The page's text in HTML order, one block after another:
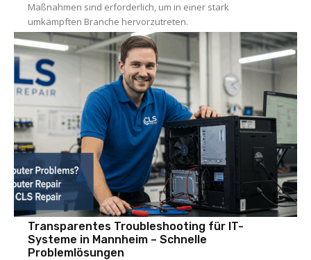
Maßnahmen sind erforderlich, um in einer stark
umkämpften Branche hervorzutreten.
Transparentes Troubleshooting für IT-
Systeme in Mannheim – Schnelle
Problemlösungen